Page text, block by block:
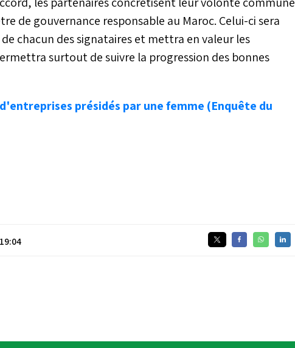
de gouvernance responsable au Maroc. Celui-ci sera
chacun des signataires et mettra en valeur les
surtout de suivre la progression des bonnes
présidés par une femme (Enquête du